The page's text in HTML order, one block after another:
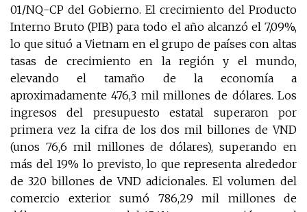
01/NQ-CP del Gobierno. El crecimiento del Producto
Interno Bruto (PIB) para todo el año alcanzó el 7,09%,
lo que situó a Vietnam en el grupo de países con altas
tasas de crecimiento en la región y el mundo,
elevando el tamaño de la economía a
aproximadamente 476,3 mil millones de dólares. Los
ingresos del presupuesto estatal superaron por
primera vez la cifra de los dos mil billones de VND
(unos 76,6 mil millones de dólares), superando en
más del 19% lo previsto, lo que representa alrededor
de 320 billones de VND adicionales. El volumen del
comercio exterior sumó 786,29 mil millones de